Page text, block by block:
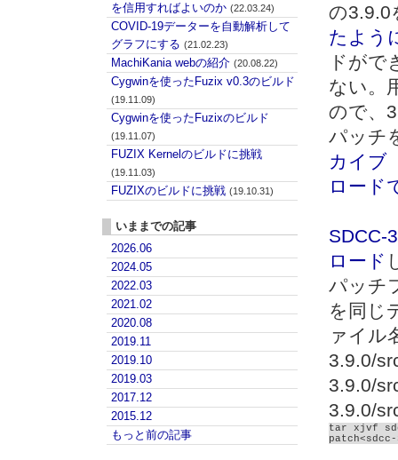
の3.9.0
たよう
ドがで
ない。
ので、
パッチ
カイブ
ロード
SDCC-
ロード
パッチ
を同じ
ァイル
3.9.0/
3.9.0/
3.9.0/
tar xjvf
を信用すればよいのか (22.03.24)
COVID-19データーを自動解析して
グラフにする (21.02.23)
MachiKania webの紹介 (20.08.22)
Cygwinを使ったFuzix v0.3のビルド
(19.11.09)
Cygwinを使ったFuzixのビルド
(19.11.07)
FUZIX Kernelのビルドに挑戦
(19.11.03)
FUZIXのビルドに挑戦 (19.10.31)
いままでの記事
2026.06
2024.05
2022.03
2021.02
2020.08
2019.11
2019.10
2019.03
2017.12
2015.12
もっと前の記事